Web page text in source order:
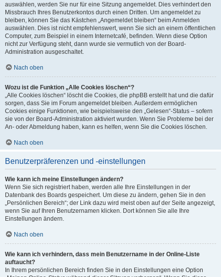
auswählen, werden Sie nur für eine Sitzung angemeldet. Dies verhindert den
Missbrauch Ihres Benutzerkontos durch einen Dritten. Um angemeldet zu
bleiben, können Sie das Kästchen „Angemeldet bleiben“ beim Anmelden
auswählen. Dies ist nicht empfehlenswert, wenn Sie sich an einem öffentlichen
Computer, zum Beispiel in einem Internetcafé, befinden. Wenn diese Option
nicht zur Verfügung steht, dann wurde sie vermutlich von der Board-
Administration ausgeschaltet.
Nach oben
Wozu ist die Funktion „Alle Cookies löschen“?
„Alle Cookies löschen“ löscht die Cookies, die phpBB erstellt hat und die dafür
sorgen, dass Sie im Forum angemeldet bleiben. Außerdem ermöglichen
Cookies einige Funktionen, wie beispielsweise den „Gelesen“-Status – sofern
sie von der Board-Administration aktiviert wurden. Wenn Sie Probleme bei der
An- oder Abmeldung haben, kann es helfen, wenn Sie die Cookies löschen.
Nach oben
Benutzerpräferenzen und -einstellungen
Wie kann ich meine Einstellungen ändern?
Wenn Sie sich registriert haben, werden alle Ihre Einstellungen in der
Datenbank des Boards gespeichert. Um diese zu ändern, gehen Sie in den
„Persönlichen Bereich“; der Link dazu wird meist oben auf der Seite angezeigt,
wenn Sie auf Ihren Benutzernamen klicken. Dort können Sie alle Ihre
Einstellungen ändern.
Nach oben
Wie kann ich verhindern, dass mein Benutzername in der Online-Liste
auftaucht?
In Ihrem persönlichen Bereich finden Sie in den Einstellungen eine Option